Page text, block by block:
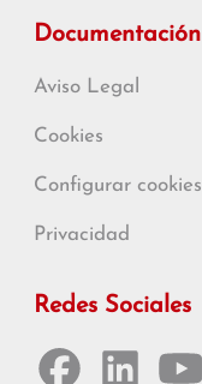
Documentación
Aviso Legal
Cookies
Configurar cookies
Privacidad
Redes Sociales